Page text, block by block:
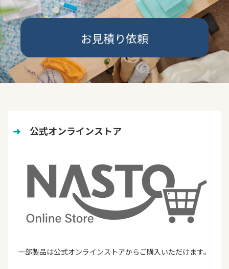
お見積り依頼
➜ 公式オンラインストア
一部製品は公式オンラインストアからご購入いただけます。